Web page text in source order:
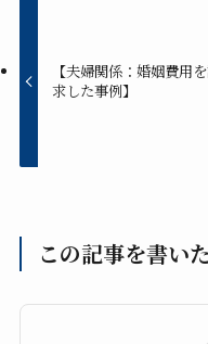
【夫婦関係：婚姻費用
求した事例】
この記事を書い